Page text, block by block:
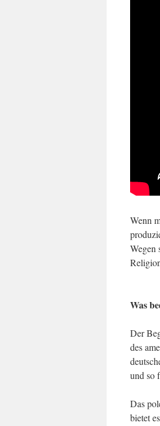
Wenn
Wegen
Was
Der
des
und so
Das
bietet